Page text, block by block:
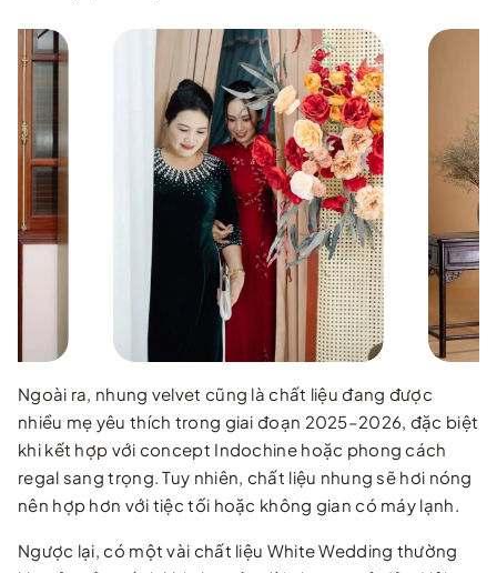
Ngoài ra, nhung velvet cũng là chất liệu đang được
nhiều mẹ yêu thích trong giai đoạn 2025–2026, đặc biệt
khi kết hợp với concept Indochine hoặc phong cách
regal sang trọng. Tuy nhiên, chất liệu nhung sẽ hơi nóng
nên hợp hơn với tiệc tối hoặc không gian có máy lạnh.
Ngược lại, có một vài chất liệu White Wedding thường